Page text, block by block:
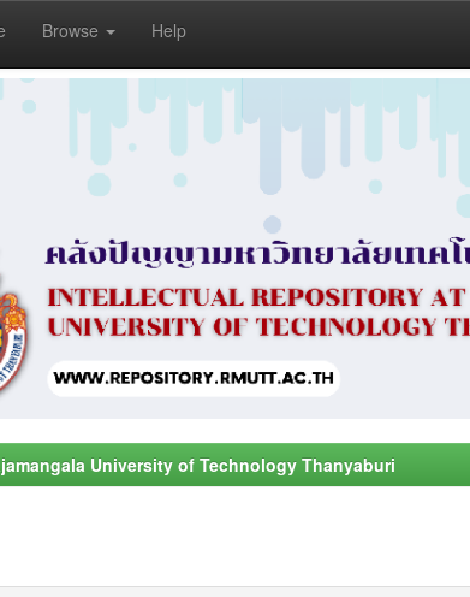
Browse Help
University of Technology Thanyaburi